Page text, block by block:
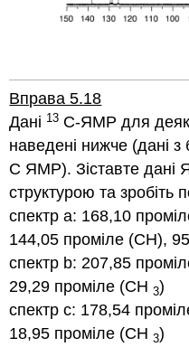
Вправа 5.18
Дані 13 C-ЯМР для
наведені нижче (дані з
C ЯМР). Зіставте
структурою та зробіть
спектр а: 168,10
144,05 проміле (СН),
спектр b: 207,85
29,29 проміле (СН3)
спектр c: 178,54
18,95 проміле (СН3)